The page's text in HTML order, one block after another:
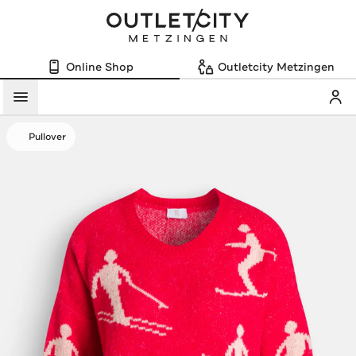
Online Shop Outletcity Metzingen
Menü
Pullover